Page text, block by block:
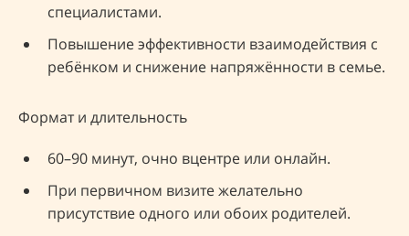
специалистами.
Повышение эффективности взаимодействия с
ребёнком и снижение напряжённости в семье.
Формат и длительность
60–90 минут, очно вцентре или онлайн.
При первичном визите желательно
присутствие одного или обоих родителей.